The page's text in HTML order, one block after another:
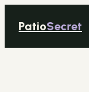
PatioSecret